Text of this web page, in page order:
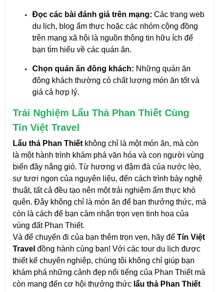
Đọc các bài đánh giá trên mạng: Các trang web
du lịch, blog ẩm thực hoặc các nhóm cộng đồng
trên mạng xã hội là nguồn thông tin hữu ích để
bạn tìm hiểu về các quán ăn.
Chọn quán ăn đông khách: Những quán ăn
đông khách thường có chất lượng món ăn tốt và
giá cả hợp lý.
Trải Nghiệm Lẩu Thả Phan Thiết Cùng
Tín Việt Travel
Lẩu thả Phan Thiết không chỉ là một món ăn, mà còn
là một hành trình khám phá văn hóa và con người vùng
biển đầy nắng gió. Từ hương vị đậm đà của nước lèo,
sự tươi ngon của nguyên liệu, đến cách trình bày nghệ
thuật, tất cả đều tạo nên một trải nghiệm ẩm thực khó
quên. Đây không chỉ là món ăn để bạn thưởng thức, mà
còn là cách để bạn cảm nhận trọn vẹn tinh hoa của
vùng đất Phan Thiết.
Và để chuyến đi của bạn thêm trọn vẹn, hãy để Tín Việt
Travel đồng hành cùng bạn! Với các tour du lịch được
thiết kế chuyên nghiệp, chúng tôi không chỉ giúp bạn
khám phá những cảnh đẹp nổi tiếng của Phan Thiết mà
còn mang đến cơ hội thưởng thức lẩu thả Phan Thiết